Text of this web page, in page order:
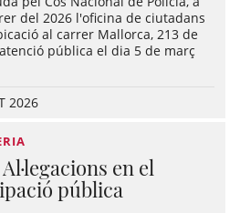
del 2026 l'oficina de ciutadans
al carrer Mallorca, 213 de
pública el dia 5 de març
2026
en el
pública